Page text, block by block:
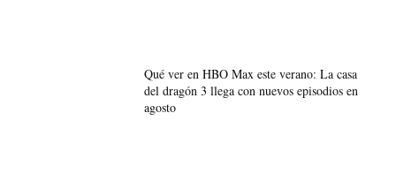
Qué ver en HBO Max este verano: La casa
del dragón 3 llega con nuevos episodios en
agosto